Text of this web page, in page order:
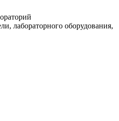
лабораторного оборудования,